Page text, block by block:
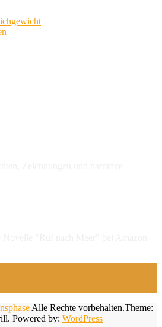
Alle Rechte vorbehalten.Theme:
Powered by: WordPress